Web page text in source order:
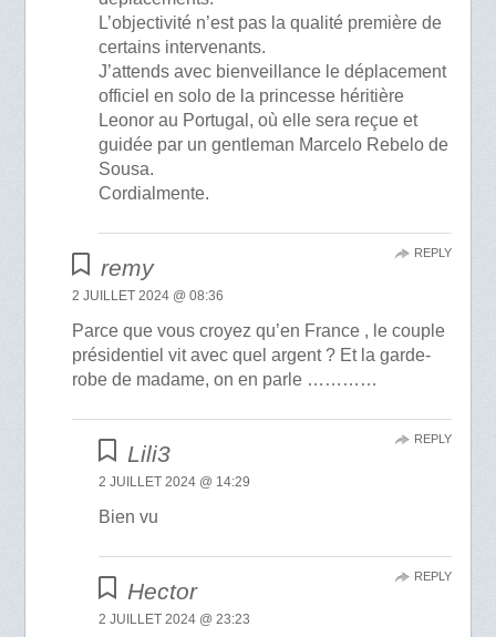
L’objectivité n’est pas la qualité première de
certains intervenants.
J’attends avec bienveillance le déplacement
officiel en solo de la princesse héritière
Leonor au Portugal, où elle sera reçue et
guidée par un gentleman Marcelo Rebelo de
Sousa.
Cordialmente.
remy
2 JUILLET 2024 @ 08:36
Parce que vous croyez qu’en France , le couple
présidentiel vit avec quel argent ? Et la garde-
robe de madame, on en parle …………
REPLY
Lili3
2 JUILLET 2024 @ 14:29
Bien vu
REPLY
Hector
2 JUILLET 2024 @ 23:23
REPLY